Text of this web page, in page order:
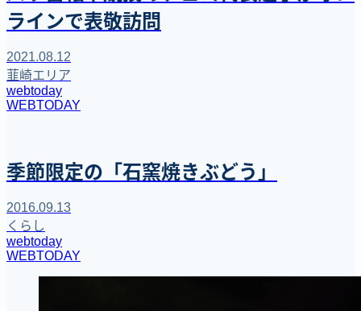
ラインで表敬訪問
2021.08.12
韮崎エリア
webtoday
WEBTODAY
季節限定の「石窯焼きぶどう」
2016.09.13
くらし
webtoday
WEBTODAY